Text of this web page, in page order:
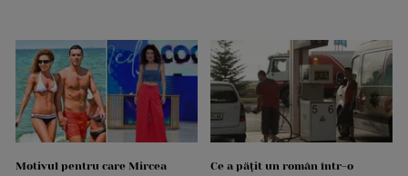
Motivul pentru care Mircea
Ce a pățit un român într-o